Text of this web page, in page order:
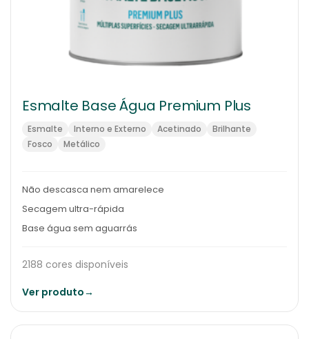
Esmalte Base Água Premium Plus
Esmalte Interno e Externo Acetinado
Brilhante
Fosco
Metálico
Não descasca nem amarelece
Secagem ultra-rápida
Base água sem aguarrás
2188 cores disponíveis
Ver produto→